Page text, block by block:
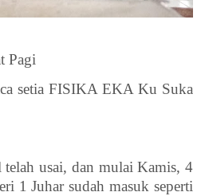
Pagi
setia FISIKA EKA Ku Suka
usai, dan mulai Kamis, 4
1 Juhar sudah masuk seperti